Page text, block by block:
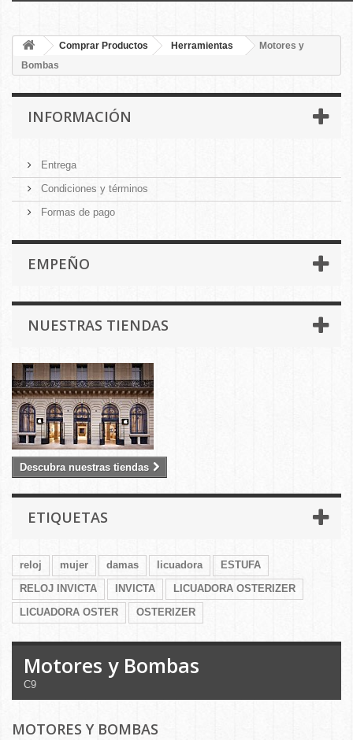
Comprar Productos Herramientas
Motores y
Bombas
INFORMACIÓN
Entrega
Condiciones y términos
Formas de pago
EMPEÑO
NUESTRAS TIENDAS
Descubra nuestras tiendas
ETIQUETAS
reloj mujer damas licuadora
ESTUFA
RELOJ INVICTA
INVICTA
LICUADORA OSTERIZER
LICUADORA OSTER
OSTERIZER
Motores y Bombas
C9
MOTORES Y BOMBAS